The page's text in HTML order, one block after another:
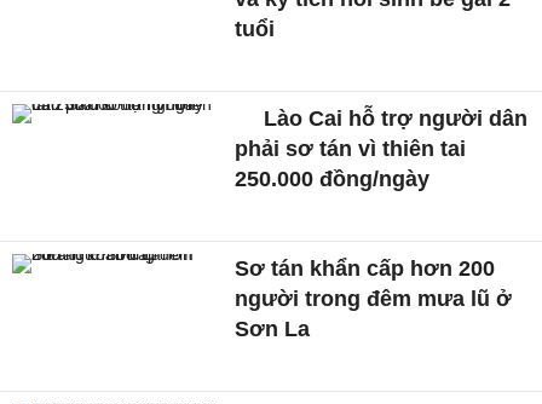
tuổi
Lào Cai hỗ trợ người dân
phải sơ tán vì thiên tai
250.000 đồng/ngày
Sơ tán khẩn cấp hơn 200
người trong đêm mưa lũ ở
Sơn La